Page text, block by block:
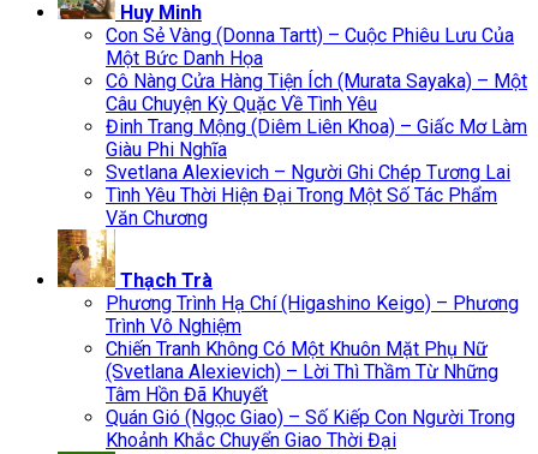
Huy Minh
Con Sẻ Vàng (Donna Tartt) – Cuộc Phiêu Lưu Của
Một Bức Danh Họa
Cô Nàng Cửa Hàng Tiện Ích (Murata Sayaka) – Một
Câu Chuyện Kỳ Quặc Về Tình Yêu
Đinh Trang Mộng (Diêm Liên Khoa) – Giấc Mơ Làm
Giàu Phi Nghĩa
Svetlana Alexievich – Người Ghi Chép Tương Lai
Tình Yêu Thời Hiện Đại Trong Một Số Tác Phẩm
Văn Chương
Thạch Trà
Phương Trình Hạ Chí (Higashino Keigo) – Phương
Trình Vô Nghiệm
Chiến Tranh Không Có Một Khuôn Mặt Phụ Nữ
(Svetlana Alexievich) – Lời Thì Thầm Từ Những
Tâm Hồn Đã Khuyết
Quán Gió (Ngọc Giao) – Số Kiếp Con Người Trong
Khoảnh Khắc Chuyển Giao Thời Đại